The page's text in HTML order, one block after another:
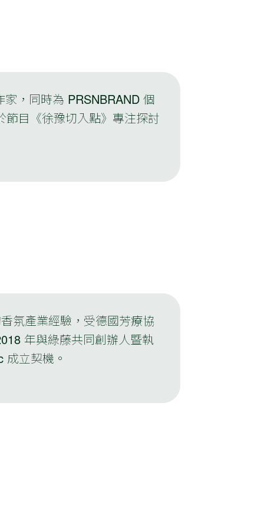
，同時為 PRSNBRAND 個
節目《徐豫切入點》專注探討
氛產業經驗，受德國芳療協
年與綠藤共同創辦人暨執
立契機。